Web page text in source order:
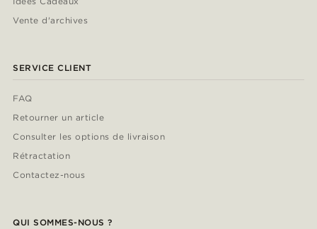
Vente d'archives
SERVICE CLIENT
FAQ
Retourner un article
Consulter les options de livraison
Rétractation
Contactez-nous
QUI SOMMES-NOUS ?